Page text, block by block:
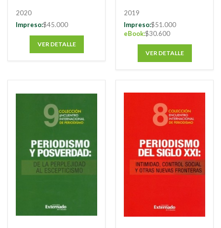
2020
Impreso:$45.000
VER DETALLE
2019
Impreso:$51.000
eBook:$30.600
VER DETALLE